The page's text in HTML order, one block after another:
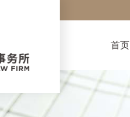
首页